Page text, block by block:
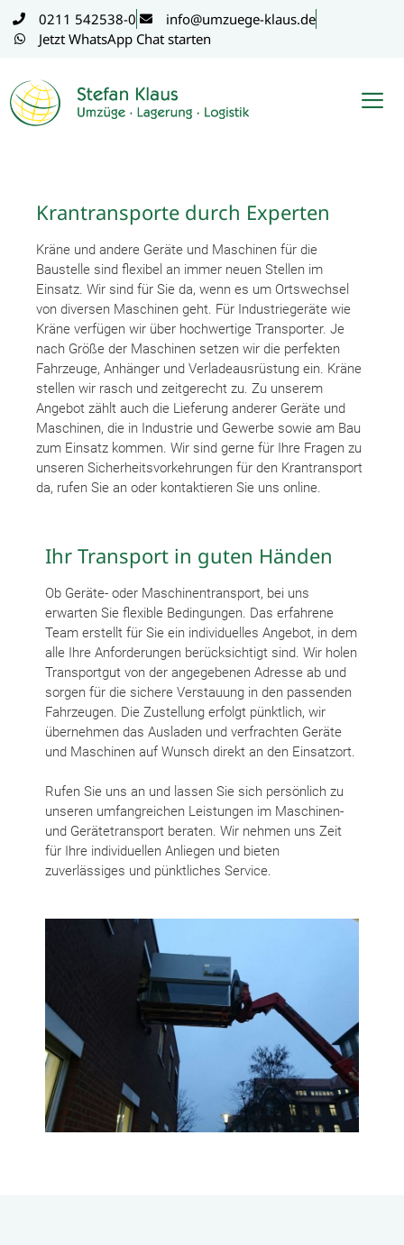
springen0211 542538-0
info@umzuege-klaus.de
Jetzt WhatsApp Chat starten
Krantransporte durch Experten
Kräne und andere Geräte und Maschinen für die
Baustelle sind flexibel an immer neuen Stellen im
Einsatz. Wir sind für Sie da, wenn es um Ortswechsel
von diversen Maschinen geht. Für Industriegeräte wie
Kräne verfügen wir über hochwertige Transporter. Je
nach Größe der Maschinen setzen wir die perfekten
Fahrzeuge, Anhänger und Verladeausrüstung ein. Kräne
stellen wir rasch und zeitgerecht zu. Zu unserem
Angebot zählt auch die Lieferung anderer Geräte und
Maschinen, die in Industrie und Gewerbe sowie am Bau
zum Einsatz kommen. Wir sind gerne für Ihre Fragen zu
unseren Sicherheitsvorkehrungen für den Krantransport
da, rufen Sie an oder kontaktieren Sie uns online.
Ihr Transport in guten Händen
Ob Geräte- oder Maschinentransport, bei uns
erwarten Sie flexible Bedingungen. Das erfahrene
Team erstellt für Sie ein individuelles Angebot, in dem
alle Ihre Anforderungen berücksichtigt sind. Wir holen
Transportgut von der angegebenen Adresse ab und
sorgen für die sichere Verstauung in den passenden
Fahrzeugen. Die Zustellung erfolgt pünktlich, wir
übernehmen das Ausladen und verfrachten Geräte
und Maschinen auf Wunsch direkt an den Einsatzort.
Rufen Sie uns an und lassen Sie sich persönlich zu
unseren umfangreichen Leistungen im Maschinen-
und Gerätetransport beraten. Wir nehmen uns Zeit
für Ihre individuellen Anliegen und bieten
zuverlässiges und pünktliches Service.